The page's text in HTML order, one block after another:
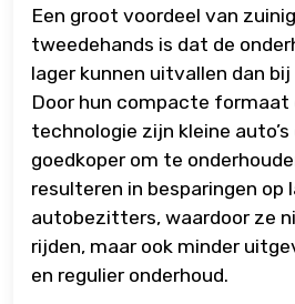
Een groot voordeel van
tweedehands is dat de
lager kunnen uitvallen dan bij
Door hun compacte formaat
technologie zijn kleine
goedkoper om te
resulteren in besparingen op
autobezitters, waardoor ze
rijden, maar ook minder
en regulier onderhoud.